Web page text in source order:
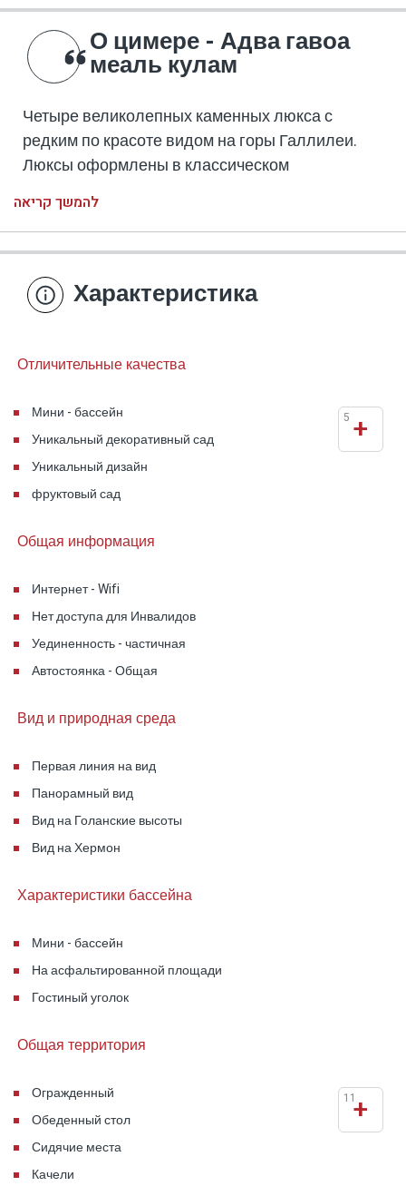
О цимере - Адва гавоа
меаль кулам
Четыре великолепных каменных люкса с
редким по красоте видом на горы Галлилеи.
Люксы оформлены в классическом
европейском стиле, в романтической
атмосфере.
красочными садами и романтическими
виноградниками, живописными видами и
находится декоративный бассейн ,
естественном виде. Внутри люксов - огромная
джакузи и двуспальная кровать в рамках
старинного камня, множество уникальных
декоративных деталей, светящихся
светильников и качественной и удобной
мебели и аксессуаров.
Комплекс находится в нескольких минутах
ходьбы от старого города Рош-Пина и доступен
для всех известных туристических мест
Мошавы.
להמשך קריאה
Характеристика
Отличительные качества
Мини - бассейн
Уникальный декоративный сад
Уникальный дизайн
фруктовый сад
+
5
Общая информация
Интернет - Wifi
Нет доступа для Инвалидов
Уединенность - частичная
Автостоянка - Общая
Вид и природная среда
Первая линия на вид
Панорамный вид
Вид на Голанские высоты
Вид на Хермон
Характеристики бассейна
Мини - бассейн
На асфальтированной площади
Гостиный уголок
Общая территория
Огражденный
Обеденный стол
Сидячие места
Качели
+
11